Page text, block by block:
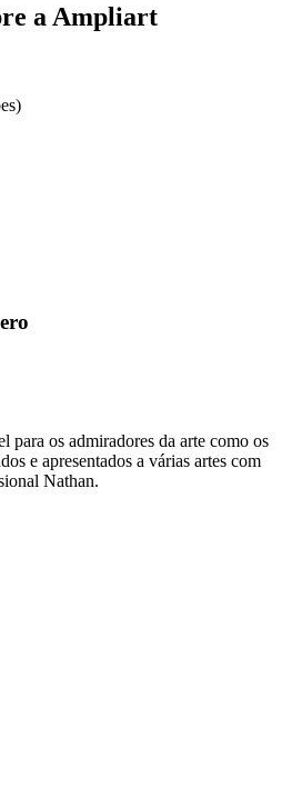
a Ampliart
para os admiradores da arte como os
e apresentados a várias artes com
Nathan.